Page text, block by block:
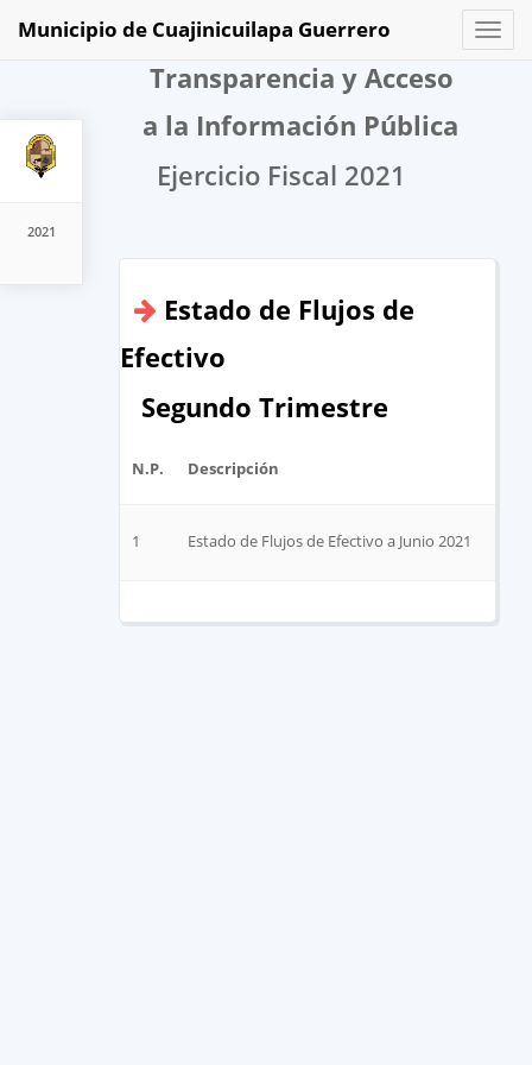
2021
Toggle
Municipio de Cuajinicuilapa Guerrero
Transparencia y Acceso
a la Información Pública
Ejercicio Fiscal 2021
Estado de Flujos de
Efectivo
Segundo Trimestre
N.P. Descripción
1 Estado de Flujos de Efectivo a Junio 2021